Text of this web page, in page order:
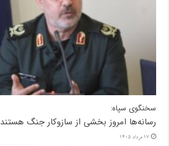
سخنگوی سپاه:
رسانه‌ها امروز بخشی از سازوکار جنگ هستند
17 مرداد 1405